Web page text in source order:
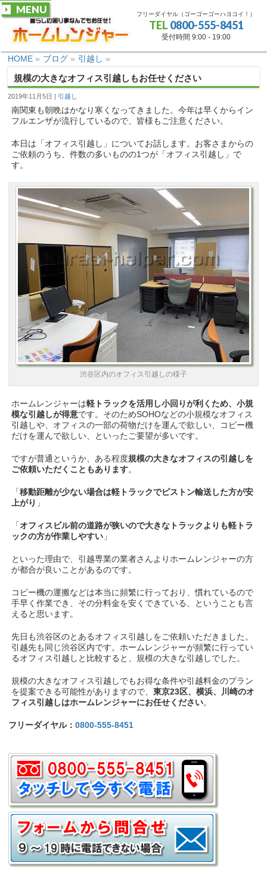
フリーダイヤル（ゴーゴーゴーハヨコイ！）
TEL 0800-555-8451
受付時間 9:00 - 19:00
MENU
HOME » ブログ » 引越し »
規模の大きなオフィス引越しもお任せください
2019年11月5日 引越し
南関東も朝晩はかなり寒くなってきました。今年は早くからイン
フルエンザが流行しているので、皆様もご注意ください。
本日は「オフィス引越し」についてお話します。お客さまからの
ご依頼のうち、件数の多いものの1つが「オフィス引越し」で
す。
渋谷区内のオフィス引越しの様子
ホームレンジャーは軽トラックを活用し小回りが利くため、小規
模な引越しが得意です。そのためSOHOなどの小規模なオフィス
引越しや、オフィスの一部の荷物だけを運んで欲しい、コピー機
だけを運んで欲しい、といったご要望が多いです。
ですが普通というか、ある程度規模の大きなオフィスの引越しを
ご依頼いただくこともあります。
「移動距離が少ない場合は軽トラックでピストン輸送した方が安
上がり 」
「オフィスビル前の道路が狭いので大きなトラックよりも軽トラ
ックの方が作業しやすい 」
といった理由で、引越専業の業者さんよりホームレンジャーの方
が都合が良いことがあるのです。
コピー機の運搬などは本当に頻繁に行っており、慣れているので
手早く作業でき、その分料金を安くできている、ということも言
えると思います。
先日も渋谷区のとあるオフィス引越しをご依頼いただきました。
引越先も同じ渋谷区内です。ホームレンジャーが頻繁に行ってい
るオフィス引越しと比較すると、規模の大きな引越しでした。
規模の大きなオフィス引越しでもお得な条件や引越料金のプラン
を提案できる可能性がありますので、東京23区、横浜、川崎のオ
フィス引越しはホームレンジャーにお任せください。
フリーダイヤル：0800-555-8451